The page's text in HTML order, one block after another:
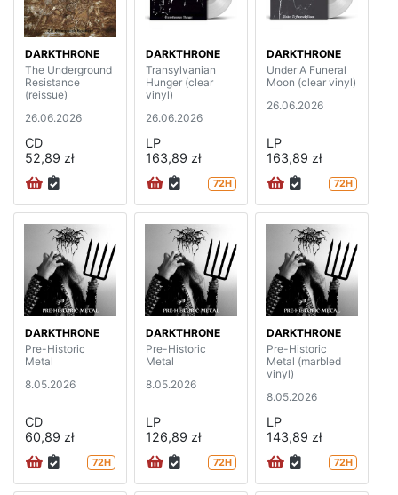
DARKTHRONE
The Underground
Resistance
(reissue)
26.06.2026
CD
52,89 zł
DARKTHRONE
Transylvanian
Hunger (clear
vinyl)
26.06.2026
LP
163,89 zł
72H
DARKTHRONE
Under A Funeral
Moon (clear vinyl)
26.06.2026
LP
163,89 zł
72H
DARKTHRONE
Pre-Historic
Metal
8.05.2026
CD
60,89 zł
72H
DARKTHRONE
Pre-Historic
Metal
8.05.2026
LP
126,89 zł
72H
DARKTHRONE
Pre-Historic
Metal (marbled
vinyl)
8.05.2026
LP
143,89 zł
72H